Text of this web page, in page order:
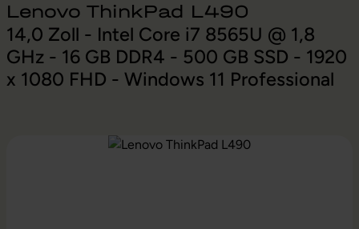
Lenovo ThinkPad L490
14,0 Zoll - Intel Core i7 8565U @ 1,8
GHz - 16 GB DDR4 - 500 GB SSD - 1920
x 1080 FHD - Windows 11 Professional
Bildergalerie überspringen